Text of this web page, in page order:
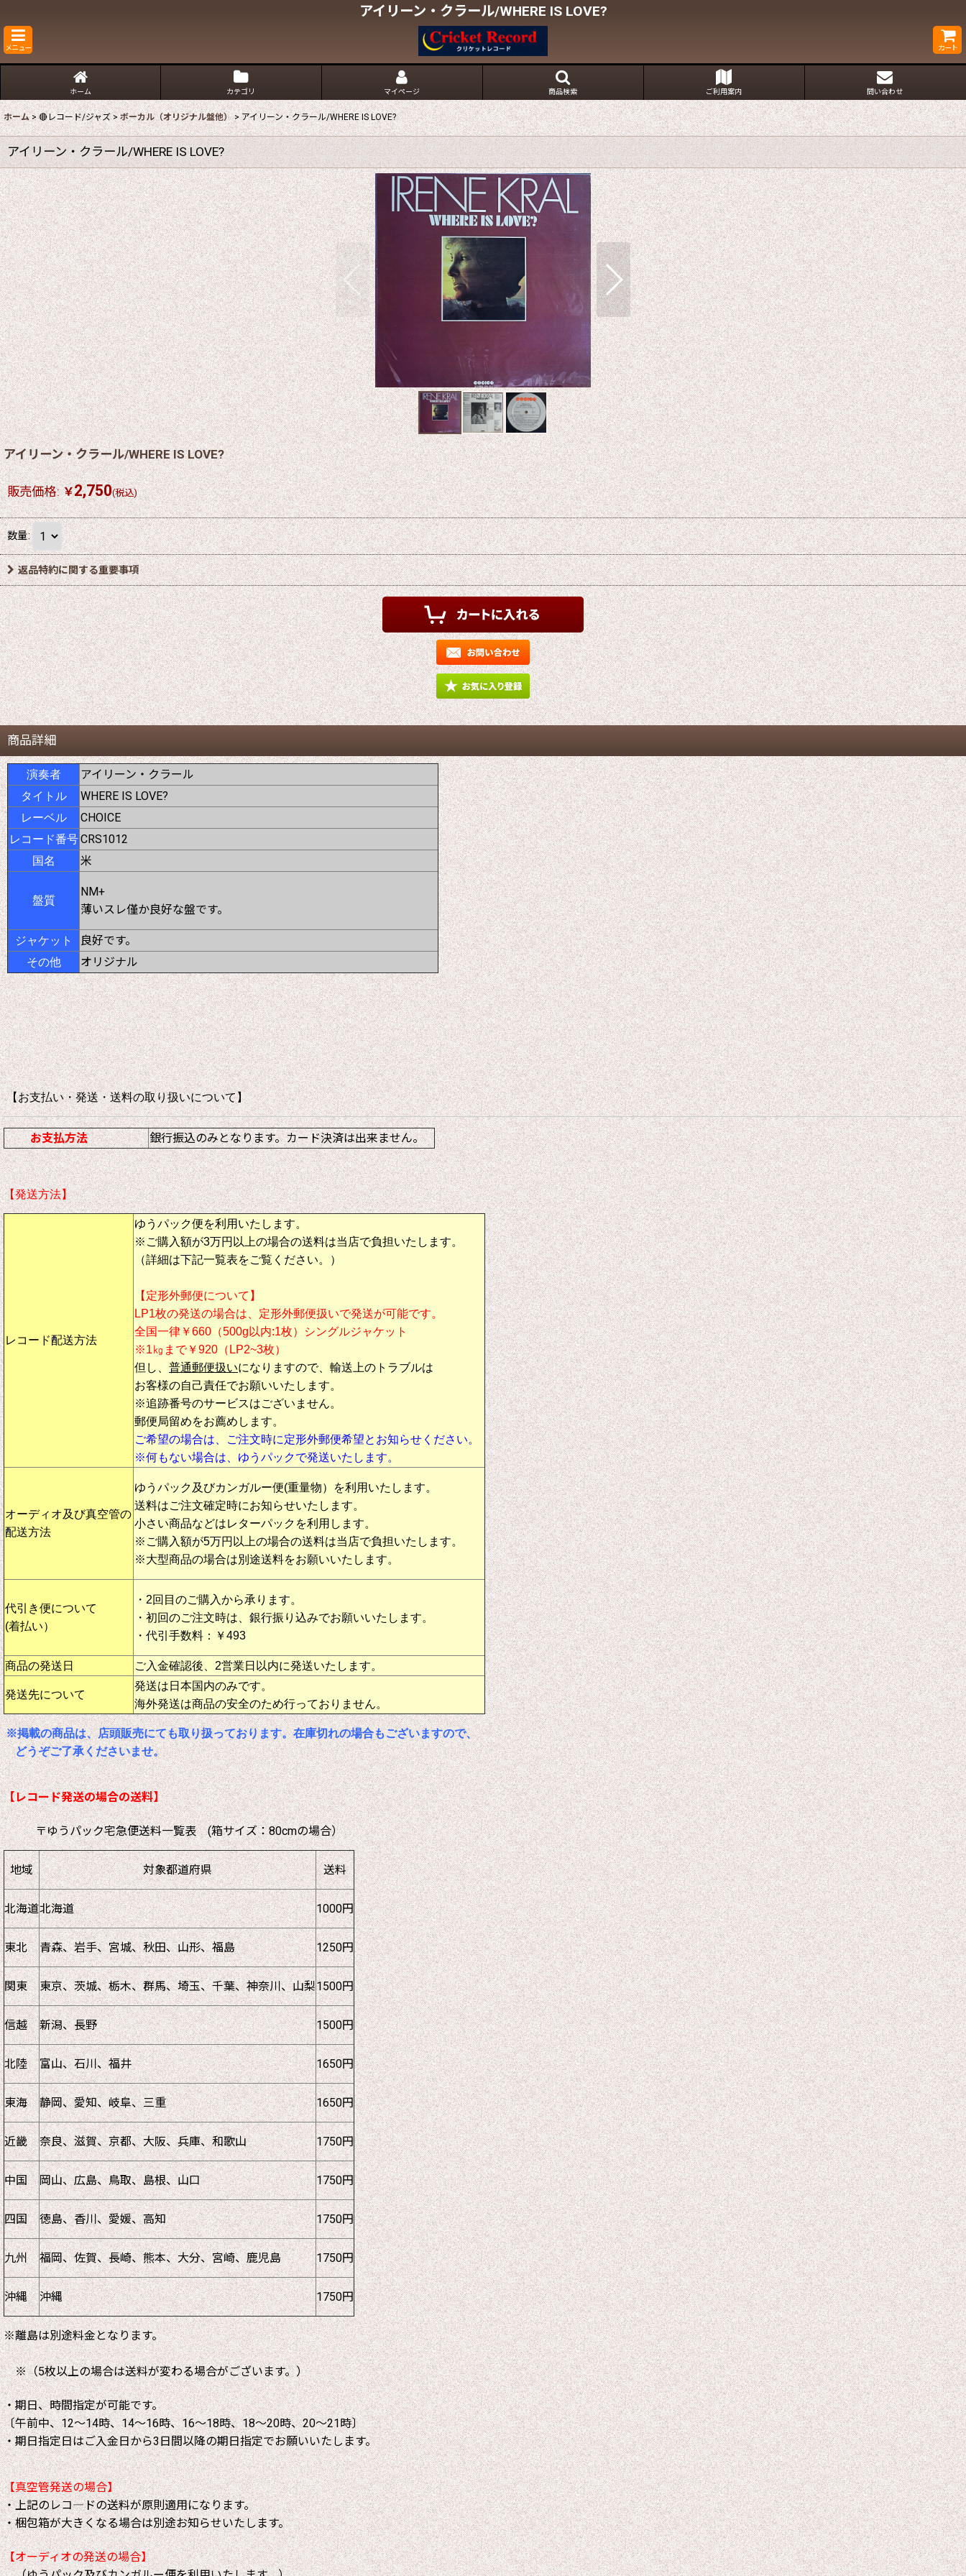
アイリーン・クラール/WHERE IS LOVE?
メニュー カート
ホーム カテゴリ マイページ 商品検索 ご利用案内 問い合わせ
ホーム > 🔴レコード/ジャズ > ボーカル（オリジナル盤他） > アイリーン・クラール/WHERE IS LOVE?
アイリーン・クラール/WHERE IS LOVE?
アイリーン・クラール/WHERE IS LOVE?
販売価格: ￥2,750(税込)
数量:
返品特約に関する重要事項
商品詳細
演奏者 アイリーン・クラール
タイトル WHERE IS LOVE?
レーベル CHOICE
レコード番号 CRS1012
国名 米
盤質
NM+
薄いスレ僅か良好な盤です。
ジャケット 良好です。
その他 オリジナル
【お支払い・発送・送料の取り扱いについて】
お支払方法 銀行振込のみとなります。カード決済は出来ません。
【発送方法】
レコード配送方法
ゆうパック便を利用いたします。
※ご購入額が3万円以上の場合の送料は当店で負担いたします。
（詳細は下記一覧表をご覧ください。）
【定形外郵便について】
LP1枚の発送の場合は、定形外郵便扱いで発送が可能です。
全国一律￥660（500g以内:1枚）シングルジャケット
※1㎏まで￥920（LP2~3枚）
但し、 普通郵便扱いになりますので、輸送上のトラブルは
お客様の自己責任でお願いいたします。
※追跡番号のサービスはございません。
郵便局留めをお薦めします。
ご希望の場合は、ご注文時に定形外郵便希望とお知らせください。
※何もない場合は、ゆうパックで発送いたします。
オーディオ及び真空管の
配送方法
ゆうパック及びカンガルー便(重量物）を利用いたします。
送料はご注文確定時にお知らせいたします。
小さい商品などはレターパックを利用します。
※ご購入額が5万円以上の場合の送料は当店で負担いたします。
※大型商品の場合は別途送料をお願いいたします。
代引き便について
(着払い）
・2回目のご購入から承ります。
・初回のご注文時は、銀行振り込みでお願いいたします。
・代引手数料：￥493
商品の発送日 ご入金確認後、2営業日以内に発送いたします。
発送先について
発送は日本国内のみです。
海外発送は商品の安全のため行っておりません。
※掲載の商品は、店頭販売にても取り扱っております。在庫切れの場合もございますので、
どうぞご了承くださいませ。
【レコード発送の場合の送料】
〒ゆうパック宅急便送料一覧表 (箱サイズ：80cmの場合）
地域 対象都道府県 送料
北海道北海道 1000円
東北 青森、岩手、宮城、秋田、山形、福島 1250円
関東 東京、茨城、栃木、群馬、埼玉、千葉、神奈川、山梨1500円
信越 新潟、長野 1500円
北陸 富山、石川、福井 1650円
東海 静岡、愛知、岐阜、三重 1650円
近畿 奈良、滋賀、京都、大阪、兵庫、和歌山 1750円
中国 岡山、広島、鳥取、島根、山口 1750円
四国 徳島、香川、愛媛、高知 1750円
九州 福岡、佐賀、長崎、熊本、大分、宮崎、鹿児島 1750円
沖縄 沖縄 1750円
※離島は別途料金となります。
※（5枚以上の場合は送料が変わる場合がございます。）
・期日、時間指定が可能です。
〔午前中、12～14時、14～16時、16～18時、18～20時、20～21時〕
・期日指定日はご入金日から3日間以降の期日指定でお願いいたします。
【真空管発送の場合】
・上記のレコ―ドの送料が原則適用になります。
・梱包箱が大きくなる場合は別途お知らせいたします。
【オーディオの発送の場合】